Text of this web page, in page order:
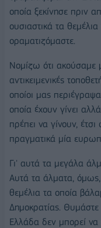
οποία ξεκίνησε πριν
ουσιαστικά τα
οραματιζόμαστε.
Νομίζω ότι ακούσαμε
αντικειμενικές
οποίοι μας
οποία έχουν γίνει
πρέπει να γίνουν,
πραγματικά μία
Γι' αυτά τα μεγάλα
Αυτά τα άλματα, όμως,
θεμέλια τα οποία
Δημοκρατίας. Θυμάστε
Ελλάδα δεν μπορεί να